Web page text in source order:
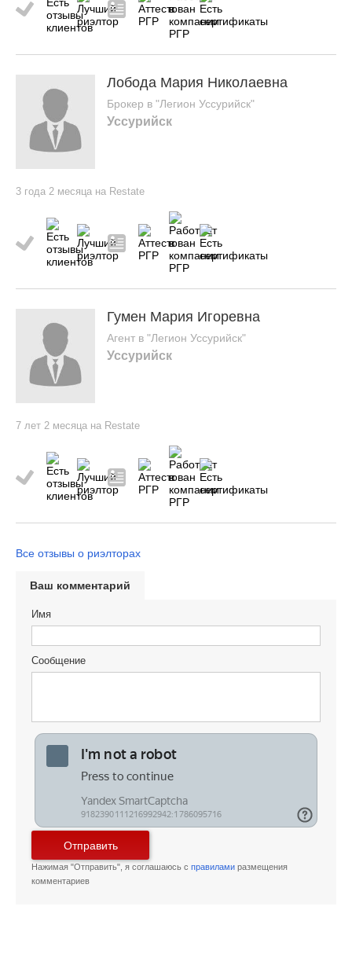
Лобода Мария Николаевна
Брокер в "Легион Уссурийск"
Уссурийск
3 года 2 месяца на Restate
Гумен Мария Игоревна
Агент в "Легион Уссурийск"
Уссурийск
7 лет 2 месяца на Restate
Все отзывы о риэлторах
Ваш комментарий
Имя
Сообщение
Отправить
Нажимая "Отправить", я соглашаюсь с правилами размещения
комментариев